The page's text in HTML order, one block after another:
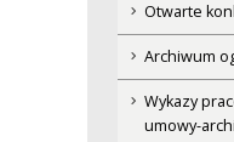
Otwarte
Archiwum
Wykazy
umowy-